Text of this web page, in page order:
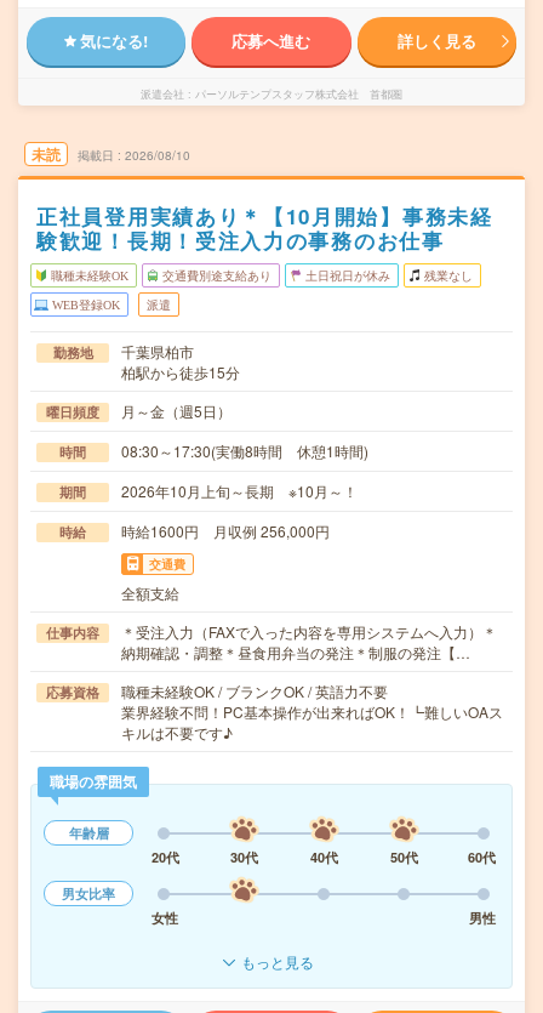
気になる! 応募へ進む 詳しく見る
派遣会社 パーソルテンプスタッフ株式会社 首都圏
未読 掲載日 2026/08/10
正社員登用実績あり＊【10月開始】事務未経
験歓迎！長期！受注入力の事務のお仕事
職種未経験OK 交通費別途支給あり 土日祝日が休み 残業なし
WEB登録OK 派遣
勤務地
千葉県柏市
柏駅から徒歩15分
曜日頻度 月～金（週5日）
時間 08:30～17:30(実働8時間 休憩1時間)
期間 2026年10月上旬～長期 ※10月～！
時給 時給1600円 月収例 256,000円
交通費
全額支給
仕事内容
＊受注入力（FAXで入った内容を専用システムへ入力）＊
納期確認・調整＊昼食用弁当の発注＊制服の発注【…
応募資格
職種未経験OK / ブランクOK / 英語力不要
業界経験不問！PC基本操作が出来ればOK！┗難しいOAス
キルは不要です♪
職場の雰囲気
年齢層
20代
30代 40代 50代
60代
男女比率
女性
男性
もっと見る